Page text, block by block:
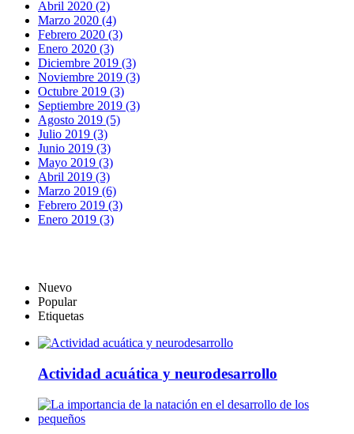
Abril 2020 (2)
Marzo 2020 (4)
Febrero 2020 (3)
Enero 2020 (3)
Diciembre 2019 (3)
Noviembre 2019 (3)
Octubre 2019 (3)
Septiembre 2019 (3)
Agosto 2019 (5)
Julio 2019 (3)
Junio 2019 (3)
Mayo 2019 (3)
Abril 2019 (3)
Marzo 2019 (6)
Febrero 2019 (3)
Enero 2019 (3)
Nuevo
Popular
Etiquetas
Actividad acuática y neurodesarrollo